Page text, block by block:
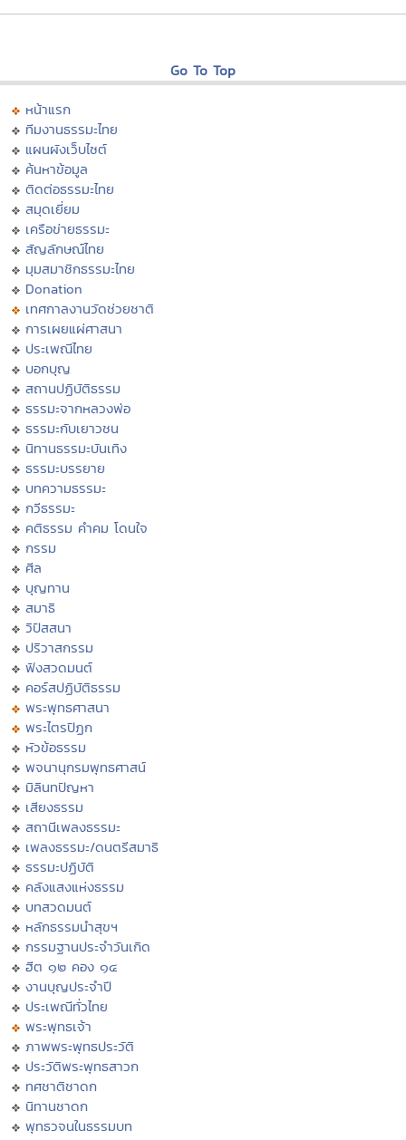
Go To Top
หน้าแรก
ทีมงานธรรมะไทย
แผนผังเว็บไซต์
ค้นหาข้อมูล
ติดต่อธรรมะไทย
สมุดเยี่ยม
เครือข่ายธรรมะ
สัญลักษณ์ไทย
มุมสมาชิกธรรมะไทย
Donation
เทศกาลงานวัดช่วยชาติ
การเผยแผ่ศาสนา
ประเพณีไทย
บอกบุญ
สถานปฏิบัติธรรม
ธรรมะจากหลวงพ่อ
ธรรมะกับเยาวชน
นิทานธรรมะบันเทิง
ธรรมะบรรยาย
บทความธรรมะ
กวีธรรมะ
คติธรรม คำคม โดนใจ
กรรม
ศีล
บุญทาน
สมาธิ
วิปัสสนา
ปริวาสกรรม
ฟังสวดมนต์
คอร์สปฏิบัติธรรม
พระพุทธศาสนา
พระไตรปิฏก
หัวข้อธรรม
พจนานุกรมพุทธศาสน์
มิลินทปัญหา
เสียงธรรม
สถานีเพลงธรรมะ
เพลงธรรมะ/ดนตรีสมาธิ
ธรรมะปฏิบัติ
คลังแสงแห่งธรรม
บทสวดมนต์
หลักธรรมนำสุขฯ
กรรมฐานประจำวันเกิด
ฮีต ๑๒ คอง ๑๔
งานบุญประจำปี
ประเพณีทั่วไทย
พระพุทธเจ้า
ภาพพระพุทธประวัติ
ประวัติพระพุทธสาวก
ทศชาติชาดก
นิทานชาดก
พุทธวจนในธรรมบท